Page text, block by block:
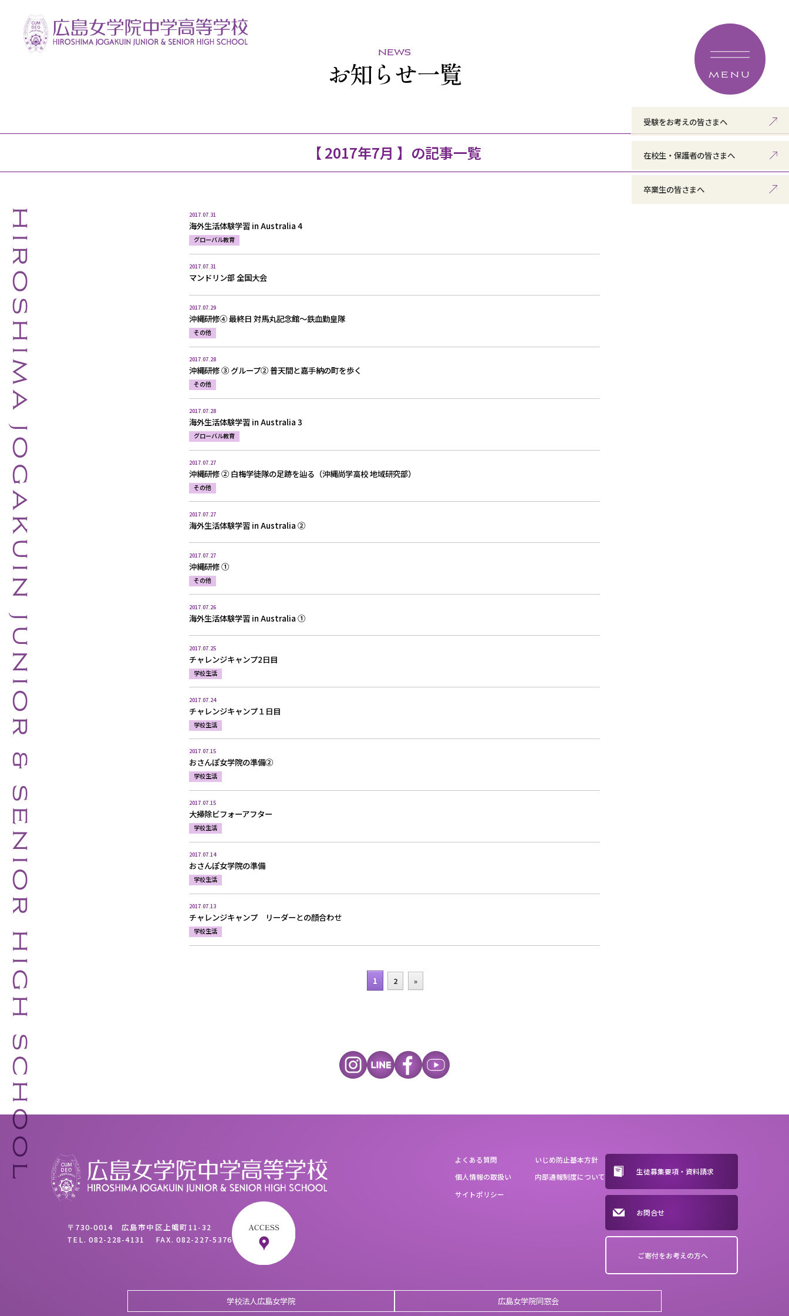
MENU
受験をお考えの皆さまへ
在校生・保護者の皆さまへ
卒業生の皆さまへ
news
お知らせ一覧
【 2017年7月 】の記事一覧
2017.07.31
海外生活体験学習 in Australia 4
グローバル教育
2017.07.31
マンドリン部 全国大会
2017.07.29
沖縄研修④ 最終日 対馬丸記念館～鉄血勤皇隊
その他
2017.07.28
沖縄研修 ③ グループ② 普天間と嘉手納の町を歩く
その他
2017.07.28
海外生活体験学習 in Australia 3
グローバル教育
2017.07.27
沖縄研修 ② 白梅学徒隊の足跡を辿る（沖縄尚学高校 地域研究部）
その他
2017.07.27
海外生活体験学習 in Australia ②
2017.07.27
沖縄研修 ①
その他
2017.07.26
海外生活体験学習 in Australia ①
2017.07.25
チャレンジキャンプ2日目
学校生活
2017.07.24
チャレンジキャンプ１日目
学校生活
2017.07.15
おさんぽ女学院の準備②
学校生活
2017.07.15
大掃除ビフォーアフター
学校生活
2017.07.14
おさんぽ女学院の準備
学校生活
2017.07.13
チャレンジキャンプ リーダーとの顔合わせ
学校生活
1 2 »
〒730-0014 広島市中区上幟町11-32
TEL.082-228-4131 FAX.082-227-5376
よくある質問
個人情報の取扱い
サイトポリシー
いじめ防止基本方針
内部通報制度について
生徒募集要項・資料請求
お問合せ
ご寄付をお考えの方へ
学校法人広島女学院 広島女学院同窓会